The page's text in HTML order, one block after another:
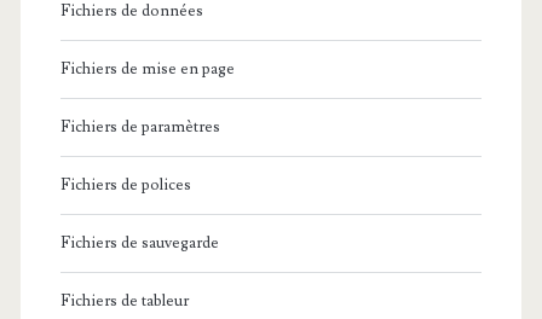
Fichiers de données
Fichiers de mise en page
Fichiers de paramètres
Fichiers de polices
Fichiers de sauvegarde
Fichiers de tableur